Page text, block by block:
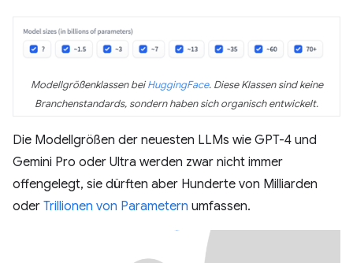
Modellgrößenklassen beiHuggingFace. Diese Klassen sind keine
Branchenstandards, sondern haben sich organisch entwickelt.
Die Modellgrößen der neuesten LLMs wie GPT-4 und
Gemini Pro oder Ultra werden zwar nicht immer
offengelegt, sie dürften aber Hunderte von Milliarden
oder Trillionen von Parametern umfassen.